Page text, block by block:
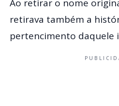
Ao retirar o nome
retirava também a
pertencimento daquele